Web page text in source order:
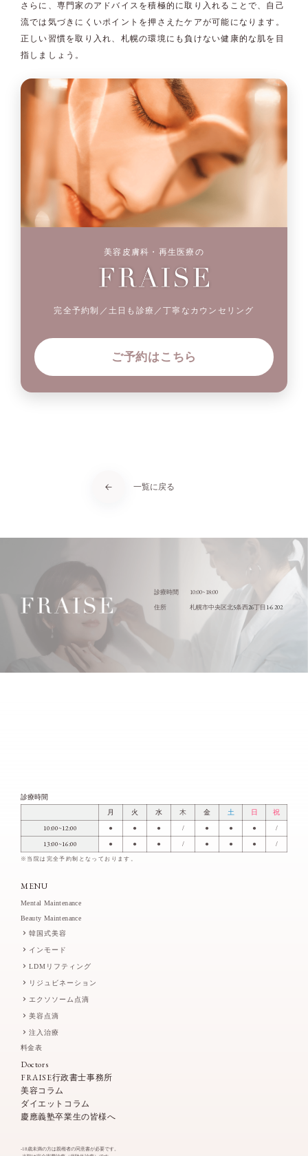
さらに、専門家のアドバイスを積極的に取り入れることで、自己
流では気づきにくいポイントを押さえたケアが可能になります。
正しい習慣を取り入れ、札幌の環境にも負けない健康的な肌を目
指しましょう。
美容皮膚科・再生医療の
完全予約制／土日も診療／丁寧なカウンセリング
ご予約はこちら
一覧に戻る
診療時間 10:00~18:00
住所 札幌市中央区北5条西26丁目 1-6 202
診療時間
月
火 水 木 金 土 日 祝
10:00~12:00 ● ● ● / ● ● ● /
13:00~16:00 ● ● ● / ● ● ● /
※当院は完全予約制となっております。
MENU
Mental Maintenance
Beauty Maintenance
韓国式美容
インモード
LDMリフティング
リジュビネーション
エクソソーム点滴
美容点滴
注入治療
料金表
Doctors
FRAISE行政書士事務所
美容コラム
ダイエットコラム
慶應義塾卒業生の皆様へ
-18歳未満の方は親権者の同意書が必要です。